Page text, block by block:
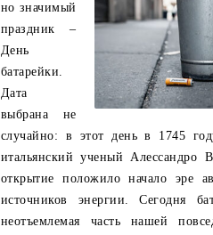
но значимый
праздник –
День
батарейки.
Дата
выбрана не
случайно: в этот день в 1745
итальянский ученый Алессандро
открытие положило начало эре
источников энергии. Сегодня
неотъемлемая часть нашей